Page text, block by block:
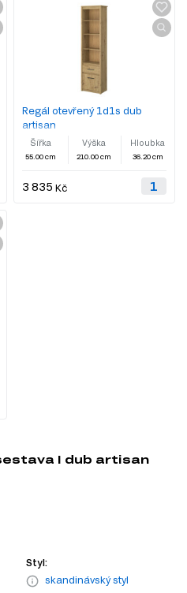
Regál otevřený 1d1s dub
artisan
Šířka
55.00 cm
Výška
210.00 cm
Hloubka
36.20 cm
3 835 Kč
I dub artisan
Styl:
skandinávský styl